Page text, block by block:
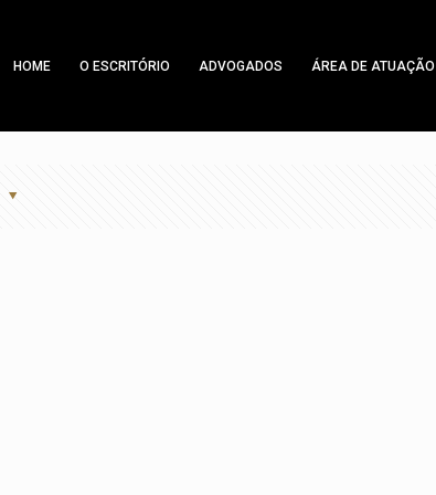
HOME O ESCRITÓRIO ADVOGADOS ÁREA DE ATUAÇÃO